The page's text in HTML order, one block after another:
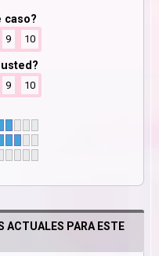
caso?
9 10
9 10
ACTUALES PARA ESTE